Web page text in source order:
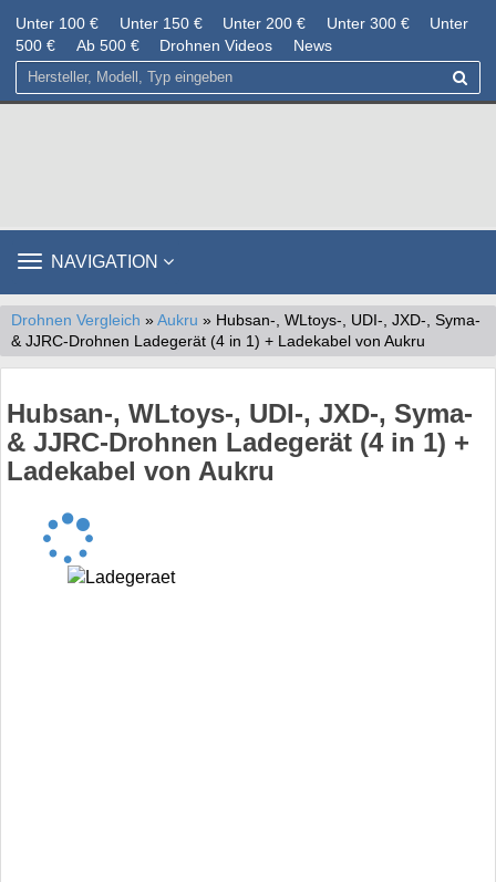
Unter 100 € Unter 150 € Unter 200 € Unter 300 €
Unter
500 €
Ab 500 € Drohnen Videos News
TOGGLE
NAVIGATION
Drohnen Vergleich » Aukru » Hubsan-, WLtoys-, UDI-, JXD-, Syma-
& JJRC-Drohnen Ladegerät (4 in 1) + Ladekabel von Aukru
Hubsan-, WLtoys-, UDI-, JXD-, Syma-
& JJRC-Drohnen Ladegerät (4 in 1) +
Ladekabel von Aukru